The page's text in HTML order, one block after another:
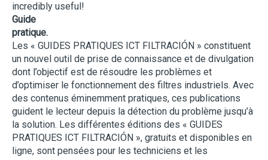
incredibly useful!
Guide
pratique.
Les « GUIDES PRATIQUES ICT FILTRACIÓN » constituent
un nouvel outil de prise de connaissance et de divulgation
dont l’objectif est de résoudre les problèmes et
d’optimiser le fonctionnement des filtres industriels. Avec
des contenus éminemment pratiques, ces publications
guident le lecteur depuis la détection du problème jusqu’à
la solution. Les différentes éditions des « GUIDES
PRATIQUES ICT FILTRACIÓN », gratuits et disponibles en
ligne, sont pensées pour les techniciens et les